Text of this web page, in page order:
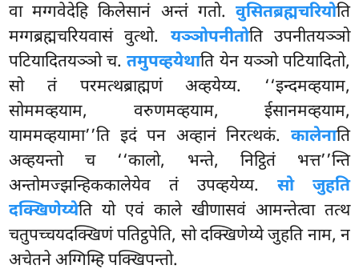
वा मग्गवेदेहि किलेसानं अन्तं गतो. वुसितब्रह्मचरियोति
मग्गब्रह्मचरियवासं वुत्थो. यञ्ञोपनीतोति उपनीतयञ्ञो
पटियादितयञ्ञो च.तमुपव्हयेथाति येन यञ्ञो पटियादितो,
सो तं परमत्थब्राह्मणं अव्हयेय्य. ‘‘इन्दमव्हयाम,
सोममव्हयाम, वरुणमव्हयाम, ईसानमव्हयाम,
याममव्हयामा’’ति इदं पन अव्हानं निरत्थकं. कालेनाति
अव्हयन्तो च ‘‘कालो, भन्ते, निट्ठितं भत्त’’न्ति
अन्तोमज्झन्हिककालेयेव तं उपव्हयेय्य. सो जुहति
दक्खिणेय्येति यो एवं काले खीणासवं आमन्तेत्वा तत्थ
चतुपच्चयदक्खिणं पतिट्ठपेति, सो दक्खिणेय्ये जुहति नाम, न
अचेतने अग्गिम्हि पक्खिपन्तो.